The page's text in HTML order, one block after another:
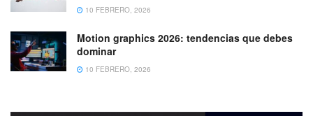
10 FEBRERO, 2026
Motion graphics 2026: tendencias que debes
dominar
10 FEBRERO, 2026